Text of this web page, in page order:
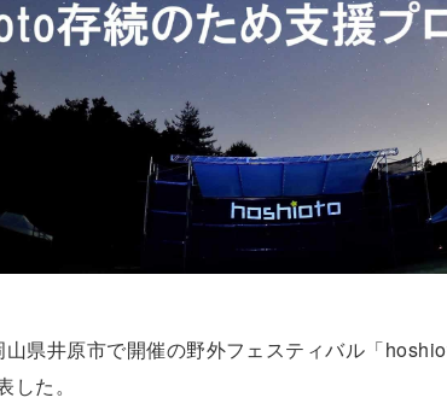
県井原市で開催の野外フェスティバル「
た。